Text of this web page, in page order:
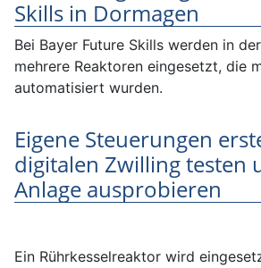
Skills in Dormagen
Bei Bayer Future Skills werden in
mehrere Reaktoren eingesetzt, die
automatisiert wurden.
Eigene Steuerungen
digitalen Zwilling testen
Anlage ausprobieren
Ein Rührkesselreaktor wird